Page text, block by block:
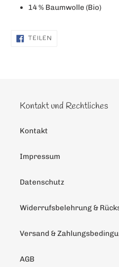
14 % Baumwolle (Bio)
TEILENAUF
Kontakt und Rechtliches
Kontakt
Impressum
Datenschutz
Widerrufsbelehrung &
Versand &
AGB